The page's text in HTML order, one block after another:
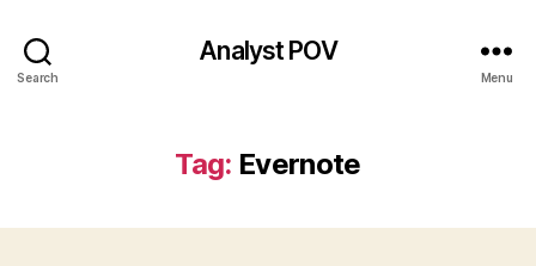
Search
Analyst POV
Menu
Tag: Evernote